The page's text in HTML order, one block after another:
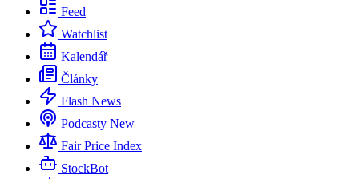
Feed
Watchlist
Kalendář
Články
Flash News
Podcasty New
Fair Price Index
StockBot